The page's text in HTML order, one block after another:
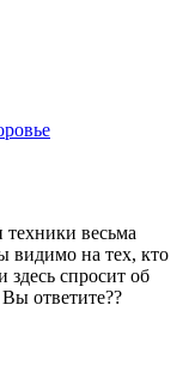
техники весьма
видимо на тех, кто
здесь спросит об
ответите??